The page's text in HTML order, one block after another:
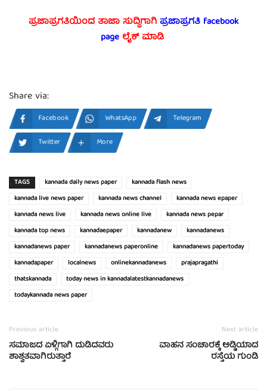
ಪ್ರಜಾಪ್ರಗತಿಯಿಂದ ತಾಜಾ ಸುದ್ದಿಗಾಗಿಪ್ರಜಾಪ್ರಗತಿ facebook
page ಲೈಕ್ ಮಾಡಿ
Share via:
Facebook WhatsApp
Telegram
Twitter
More
TAGS kannada daily news paper
kannada flash news
kannada live news paper
kannada news channel
kannada news epaper
kannada news live
kannada news online live
kannada news pepar
kannada top news
kannadaepaper kannadanew
kannadanews
kannadanews paper
kannadanews paperonline
kannadanews papertoday
kannadapaper
localnews onlinekannadanews
prajapragathi
thatskannada
today news in kannadalatestkannadanews
todaykannada news paper
Previous article
ಸಮಾಜದ ಏಳ್ಗಿಗಾಗಿ ದುಡಿದವರು
ಶಾಶ್ವತವಾಗಿರುತ್ತಾರೆ
Next article
ವಾಹನ ಸಂಚಾರಕ್ಕೆ ಅಡ್ಡಿಯಾದ
ರಸ್ತೆಯ ಗುಂಡಿ